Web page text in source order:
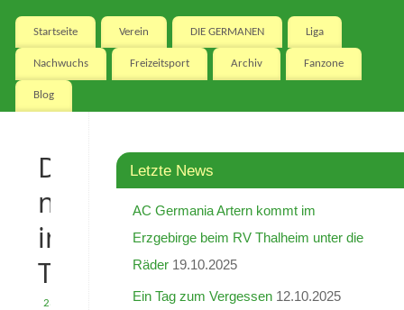
Startseite Verein DIE GERMANEN Liga
Nachwuchs Freizeitsport Archiv Fanzone
Blog
Die
neuen
im
Team
23.08.2011
Letzte News
AC Germania Artern kommt im
Erzgebirge beim RV Thalheim unter die
Räder 19.10.2025
Ein Tag zum Vergessen 12.10.2025